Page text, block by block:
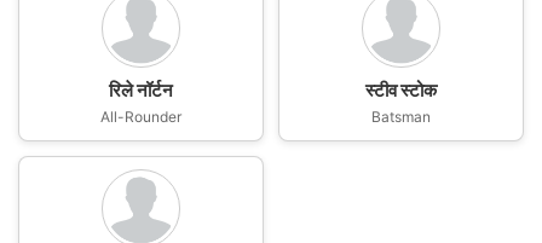
रिले नॉर्टन
All-Rounder
स्टीव स्टोक
Batsman